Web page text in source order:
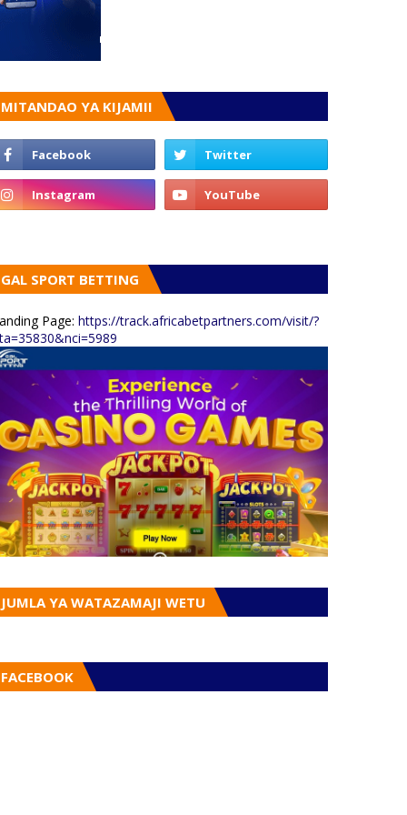
MITANDAO YA KIJAMII
GAL SPORT BETTING
Page: https://track.africabetpartners.com/visit/?
JUMLA YA WATAZAMAJI WETU
FACEBOOK